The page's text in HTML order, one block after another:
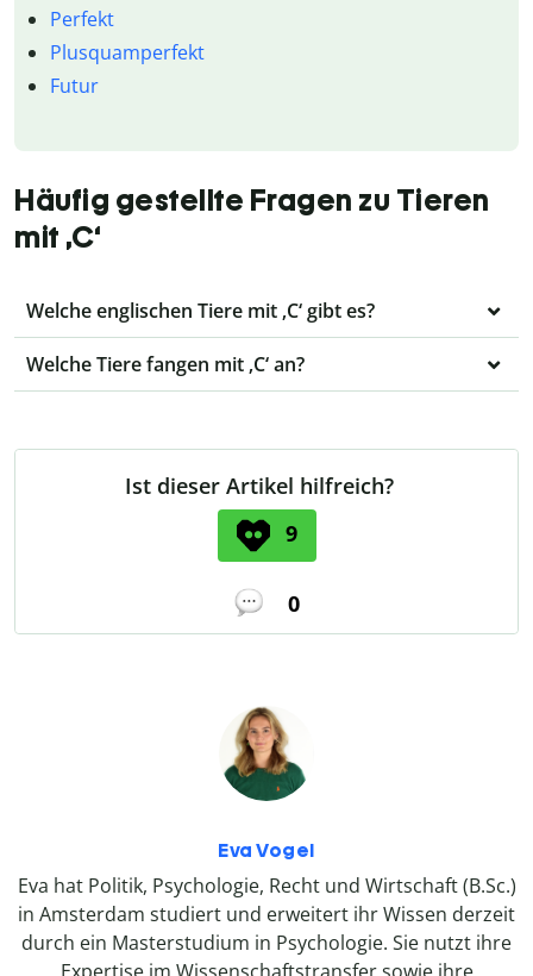
Perfekt
Plusquamperfekt
Futur
Häufig gestellte Fragen zu Tieren
mit ‚C‘
Welche englischen Tiere mit ‚C‘ gibt es?
Welche Tiere fangen mit ‚C‘ an?
Ist dieser Artikel hilfreich?
9
0
Eva Vogel
Eva hat Politik, Psychologie, Recht und Wirtschaft (B.Sc.)
in Amsterdam studiert und erweitert ihr Wissen derzeit
durch ein Masterstudium in Psychologie. Sie nutzt ihre